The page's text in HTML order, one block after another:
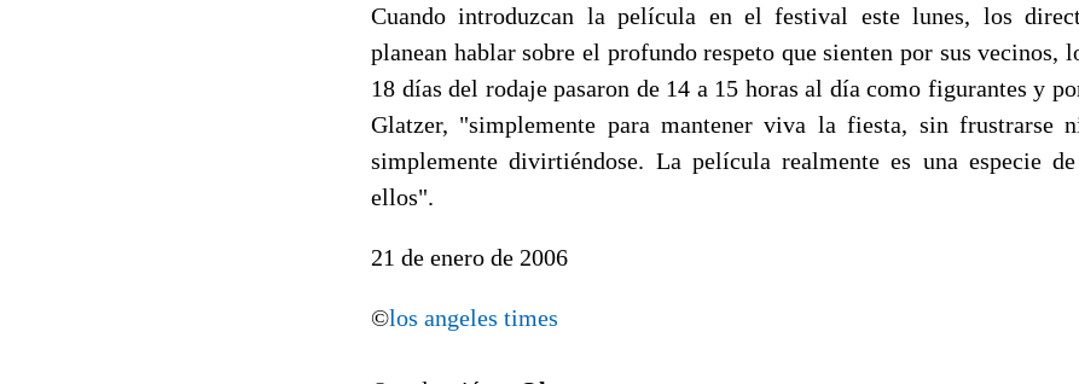
Cuando introduzcan la película en el festival este lunes, los
planean hablar sobre el profundo respeto que sienten por sus vecinos,
18 días del rodaje pasaron de 14 a 15 horas al día como figurantes y
Glatzer, "simplemente para mantener viva la fiesta, sin frustrarse
simplemente divirtiéndose. La película realmente es una especie
ellos".
21 de enero de 2006
©los angeles times